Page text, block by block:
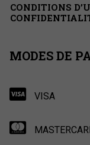
CONDITIONS
MODES DE
VISA